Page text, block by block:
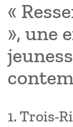
«
», une
1. Trois-